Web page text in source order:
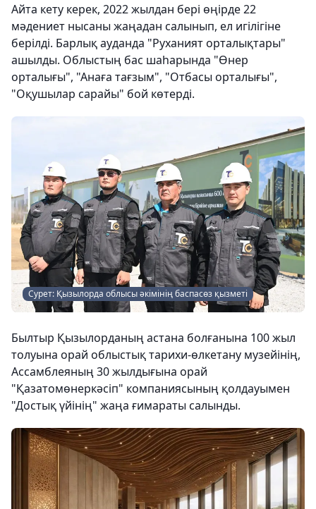
Айта кету керек, 2022 жылдан бері өңірде 22
мәдениет нысаны жаңадан салынып, ел игілігіне
берілді. Барлық ауданда "Руханият орталықтары"
ашылды. Облыстың бас шаһарында "Өнер
орталығы", "Анаға тағзым", "Отбасы орталығы",
"Оқушылар сарайы" бой көтерді.
Сурет: Қызылорда облысы әкімінің баспасөз қызметі
Былтыр Қызылорданың астана болғанына 100 жыл
толуына орай облыстық тарихи-өлкетану музейінің,
Ассамблеяның 30 жылдығына орай
"Қазатомөнеркәсіп" компаниясының қолдауымен
"Достық үйінің" жаңа ғимараты салынды.